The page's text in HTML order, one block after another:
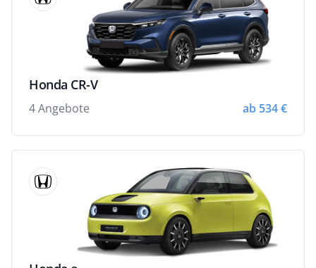
Honda CR-V
4 Angebote ab 534 €